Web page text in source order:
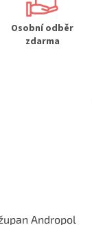
Osobní odběr
zdarma
Andropol